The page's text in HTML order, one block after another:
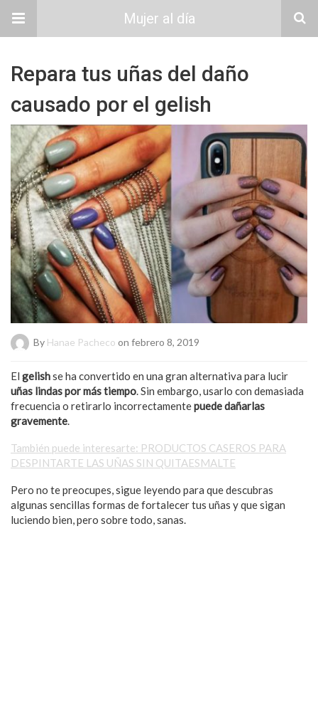
Mujer al día
Repara tus uñas del daño
causado por el gelish
By Hanae Pacheco on febrero 8, 2019
El gelishse ha convertido en una gran alternativa para lucir
uñas lindas por más tiempo. Sin embargo, usarlo con demasiada
frecuencia o retirarlo incorrectamentepuede dañarlas
gravemente.
También puede interesarte: PRODUCTOS CASEROS PARA
DESPINTARTE LAS UÑAS SIN QUITAESMALTE
Pero no te preocupes, sigue leyendo para que descubras
algunas sencillas formas de fortalecer tus uñas y que sigan
luciendo bien, pero sobre todo, sanas.